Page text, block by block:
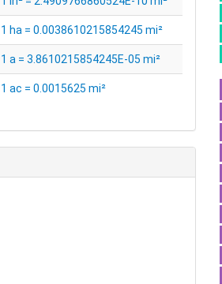
1 ha = 0.0038610215854245 mi²
1 a = 3.8610215854245E-05 mi²
1 ac = 0.0015625 mi²